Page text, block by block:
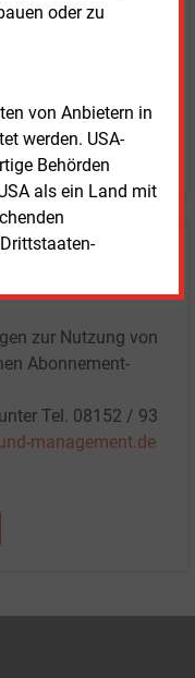
oder zu
von Anbietern in
werden. USA-
Behörden
als ein Land mit
oder
zur Nutzung von
Abonnement-
Tel. 08152 / 93
management.de